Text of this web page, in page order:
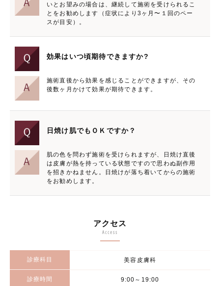
いとお望みの場合は、継続して施術を受けられるこ
とをお勧めします（症状により3ヶ月〜１回のペー
スが目安）。
効果はいつ頃期待できますか?
施術直後から効果を感じることができますが、その
後数ヶ月かけて効果が期待できます。
日焼け肌でもＯＫですか？
肌の色を問わず施術を受けられますが、日焼け直後
は皮膚が熱を持っている状態ですので思わぬ副作用
を招きかねません。日焼けが落ち着いてからの施術
をお勧めします。
アクセス
Access
診療科目 美容皮膚科
診療時間 9:00～19:00